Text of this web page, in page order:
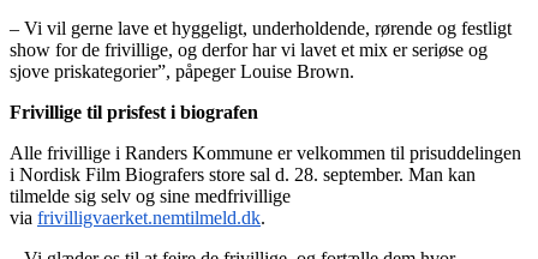
– Vi vil gerne lave et hyggeligt, underholdende, rørende og festligt
show for de frivillige, og derfor har vi lavet et mix er seriøse og
sjove priskategorier”, påpeger Louise Brown.
Frivillige til prisfest i biografen
Alle frivillige i Randers Kommune er velkommen til prisuddelingen
i Nordisk Film Biografers store sal d. 28. september. Man kan
tilmelde sig selv og sine medfrivillige
via frivilligvaerket.nemtilmeld.dk.